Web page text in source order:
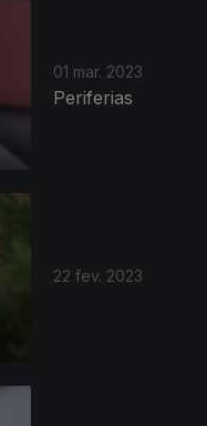
01 mar. 2023
Periferias
22 fev. 2023